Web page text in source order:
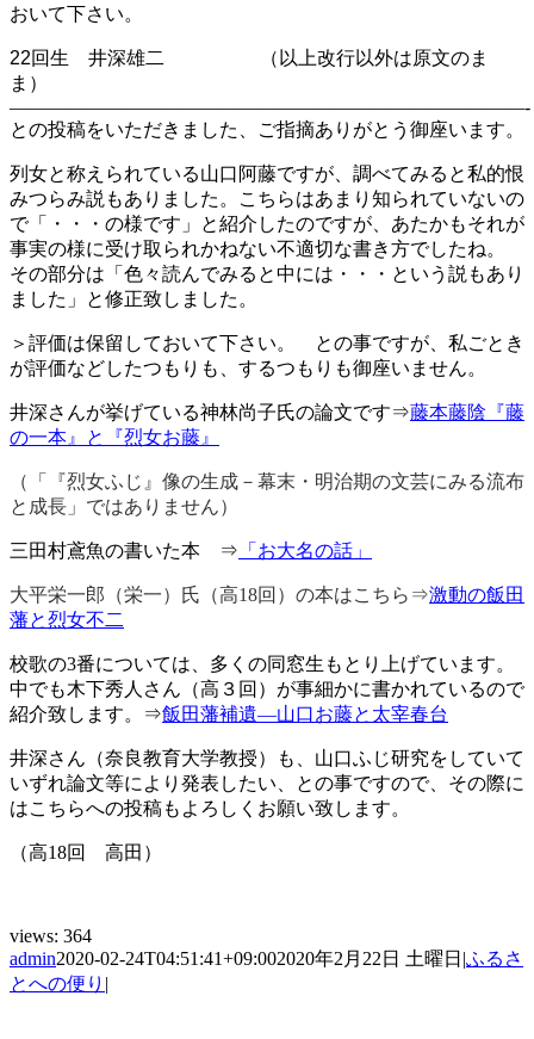
おいて下さい。
22回生 井深雄二 （以上改行以外は原文のま
ま）
———————————————————————————-
との投稿をいただきました、ご指摘ありがとう御座います。
列女と称えられている山口阿藤ですが、調べてみると私的恨
みつらみ説もありました。こちらはあまり知られていないの
で「・・・の様です」と紹介したのですが、あたかもそれが
事実の様に受け取られかねない不適切な書き方でしたね。
その部分は「色々読んでみると中には・・・という説もあり
ました」と修正致しました。
＞ 評価は保留しておいて下さい。 との事ですが、私ごとき
が評価などしたつもりも、するつもりも御座いません。
井深さんが挙げている神林尚子氏の論文です⇒藤本藤陰『藤
の一本』と『烈女お藤』
（「『烈女ふじ』像の生成－幕末・明治期の文芸にみる流布
と成長」ではありません）
三田村鳶魚の書いた本 ⇒ 「お大名の話」
大平栄一郎（栄一）氏（高18回）の本はこちら⇒激動の飯田
藩と烈女不二
校歌の3番については、多くの同窓生もとり上げています。
中でも木下秀人さん（高３回）が事細かに書かれているので
紹介致します。⇒飯田藩補遺―山口お藤と太宰春台
井深さん（奈良教育大学教授）も、 山口ふじ研究をしていて
いずれ論文等により発表したい、との事ですので、その際に
はこちらへの投稿もよろしくお願い致します。
（高18回 高田）
views: 364
admin2020-02-24T04:51:41+09:002020年2月22日 土曜日 |ふるさ
とへの便り |